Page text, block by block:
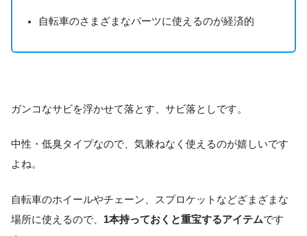
自転車のさまざまなパーツに使えるのが経済的
ガンコなサビを浮かせて落とす、サビ落としです。
中性・低臭タイプなので、気兼ねなく使えるのが嬉しいです
よね。
自転車のホイールやチェーン、スプロケットなどざまざまな
場所に使えるので、 1本持っておくと重宝するアイテムです